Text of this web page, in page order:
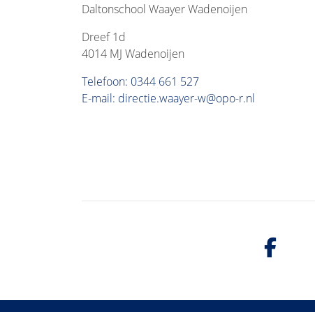
Daltonschool Waayer Wadenoijen
Dreef 1d
4014 MJ Wadenoijen
Telefoon: 0344 661 527
E-mail: directie.waayer-w@opo-r.nl